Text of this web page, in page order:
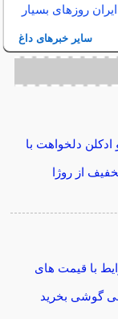
روزهای بسیار
سایر خبرهای داغ
دلخواهت با
با قیمت های
گوشی بخرید